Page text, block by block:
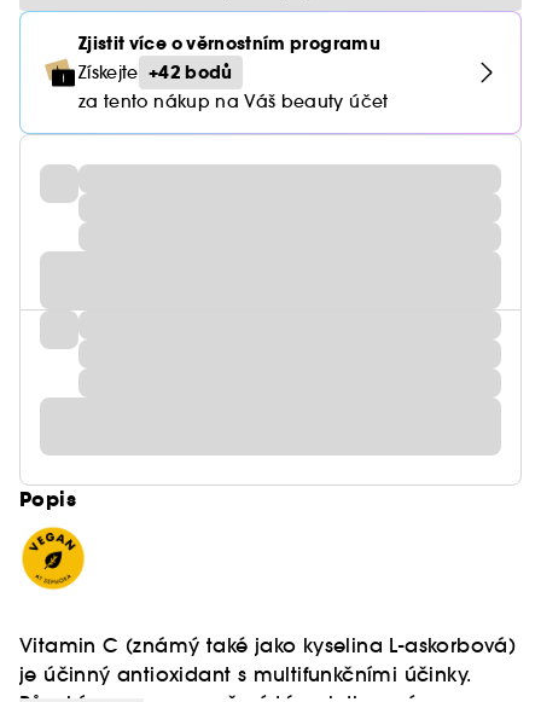
Zjistit více o věrnostním programu
Získejte +42 bodů
za tento nákup na Váš beauty účet
Popis
Vitamin C (známý také jako kyselina L-askorbová)
je účinný antioxidant s multifunkčními účinky.